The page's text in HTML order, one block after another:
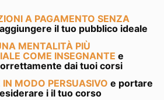
A PAGAMENTO SENZA
il tuo pubblico ideale
MENTALITÀ PIÙ
COME INSEGNANTE e
dai tuoi corsi
MODO PERSUASIVO e portare
i il tuo corso